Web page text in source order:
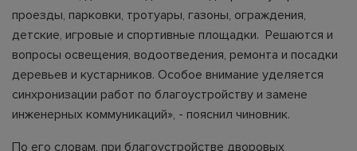
проезды, парковки, тротуары, газоны, ограждения,
детские, игровые и спортивные площадки. Решаются и
вопросы освещения, водоотведения, ремонта и посадки
деревьев и кустарников. Особое внимание уделяется
синхронизации работ по благоустройству и замене
инженерных коммуникаций», - пояснил чиновник.
По его словам, при благоустройстве дворовых